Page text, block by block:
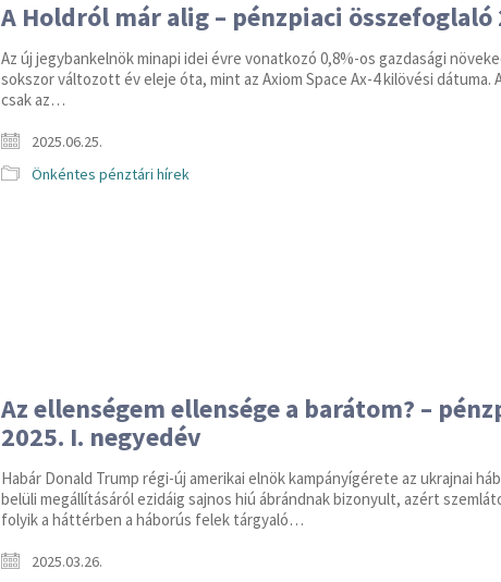
A Holdról már alig – pénzpiaci összefoglaló
Az új jegybankelnök minapi idei évre vonatkozó 0,8%-os gazdasági
sokszor változott év eleje óta, mint az Axiom Space Ax-4 kilövési dátuma.
csak az…
2025.06.25.
Önkéntes pénztári hírek
Az ellenségem ellensége a barátom? –
2025. I. negyedév
Habár Donald Trump régi-új amerikai elnök kampányígérete az ukrajnai
belüli megállításáról ezidáig sajnos hiú ábrándnak bizonyult, azért
folyik a háttérben a háborús felek tárgyaló…
2025.03.26.